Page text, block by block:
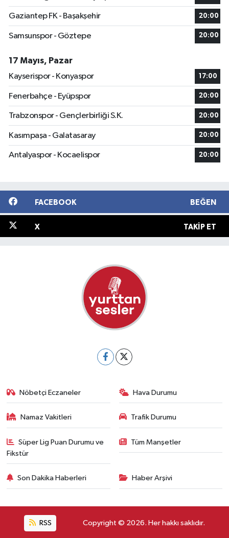
Gaziantep FK - Başakşehir 20:00
Samsunspor - Göztepe 20:00
17 Mayıs, Pazar
Kayserispor - Konyaspor
17:00
Fenerbahçe - Eyüpspor 20:00
Trabzonspor - Gençlerbirliği S.K. 20:00
Kasımpaşa - Galatasaray 20:00
Antalyaspor - Kocaelispor 20:00
FACEBOOK BEĞEN
X TAKIP ET
Nöbetçi Eczaneler Hava Durumu
Namaz Vakitleri Trafik Durumu
Süper Lig Puan Durumu ve
Fikstür
Tüm Manşetler
Son Dakika Haberleri Haber Arşivi
RSS Copyright © 2026. Her hakkı saklıdır.